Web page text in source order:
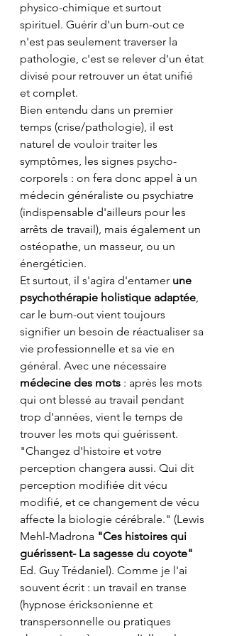
physico-chimique et surtout
spirituel. Guérir d'un burn-out ce
n'est pas seulement traverser la
pathologie, c'est se relever d'un état
divisé pour retrouver un état unifié
et complet.
Bien entendu dans un premier
temps (crise/pathologie), il est
naturel de vouloir traiter les
symptômes, les signes psycho-
corporels : on fera donc appel à un
médecin généraliste ou psychiatre
(indispensable d'ailleurs pour les
arrêts de travail), mais également un
ostéopathe, un masseur, ou un
énergéticien.
Et surtout, il s'agira d'entamer une
psychothérapie holistique adaptée,
car le burn-out vient toujours
signifier un besoin de réactualiser sa
vie professionnelle et sa vie en
général. Avec une nécessaire
médecine des mots : après les mots
qui ont blessé au travail pendant
trop d'années, vient le temps de
trouver les mots qui guérissent.
"Changez d'histoire et votre
perception changera aussi. Qui dit
perception modifiée dit vécu
modifié, et ce changement de vécu
affecte la biologie cérébrale." (Lewis
Mehl-Madrona "Ces histoires qui
guérissent- La sagesse du coyote"
Ed. Guy Trédaniel). Comme je l'ai
souvent écrit : un travail en transe
(hypnose éricksonienne et
transpersonnelle ou pratiques